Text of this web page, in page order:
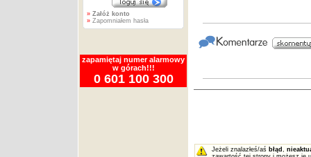
» Załóż konto
» Zapomniałem hasła
zapamiętaj numer alarmowy
w górach!!!
0 601 100 300
Jeżeli znalazłeś/aś błąd ,